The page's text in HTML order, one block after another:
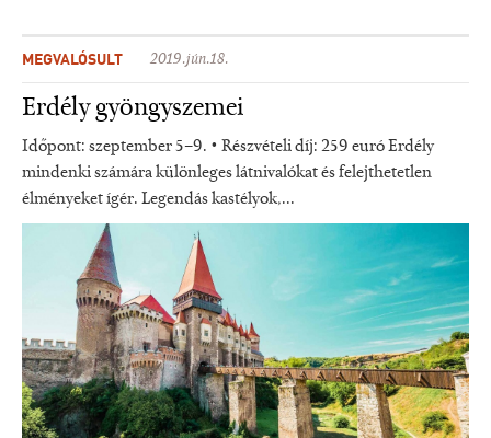
MEGVALÓSULT 2019.jún.18.
Erdély gyöngyszemei
Időpont: szeptember 5–9. • Részvételi díj: 259 euró Erdély
mindenki számára különleges látnivalókat és felejthetetlen
élményeket ígér. Legendás kastélyok,...